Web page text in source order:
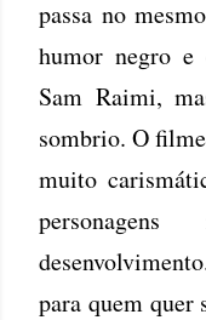
passa no
humor negro e
Sam Raimi,
sombrio. O
muito
para quem quer